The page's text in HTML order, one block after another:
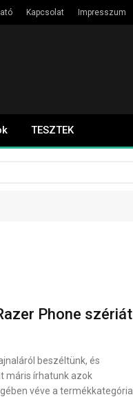
Kapcsolat Impresszum
TESZTEK
Phone szériát
beszéltünk, és
máris írhatunk azok
véve a termékkategória